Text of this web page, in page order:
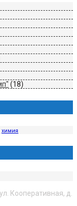
(18)
химия
Кооперативная, д.